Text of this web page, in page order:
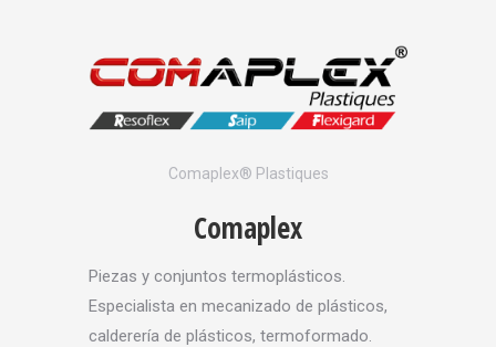
Comaplex® Plastiques
Comaplex
Piezas y conjuntos termoplásticos.
Especialista en mecanizado de plásticos,
calderería de plásticos, termoformado.